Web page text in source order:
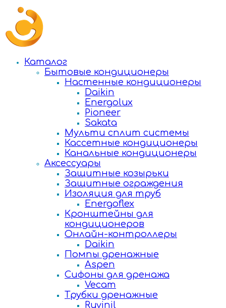
Каталог
Бытовые кондиционеры
Настенные кондиционеры
Daikin
Energolux
Pioneer
Sakata
Мульти сплит системы
Кассетные кондиционеры
Канальные кондиционеры
Аксессуары
Защитные козырьки
Защитные ограждения
Изоляция для труб
Energoflex
Кронштейны для
кондиционеров
Онлайн-контроллеры
Daikin
Помпы дренажные
Aspen
Сифоны для дренажа
Vecam
Трубки дренажные
Ruvinil